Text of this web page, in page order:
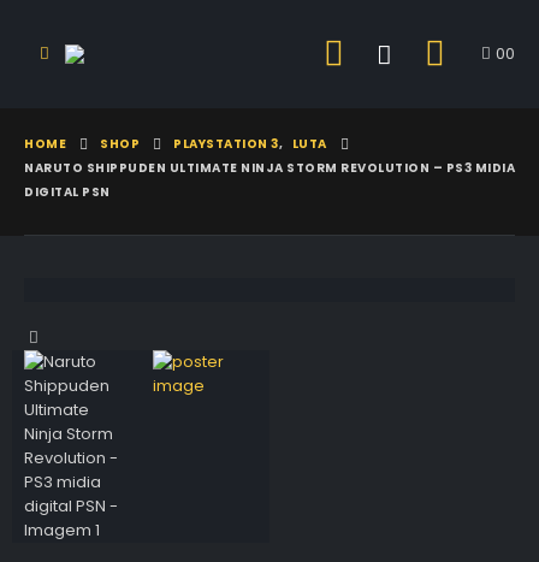
00
HOME SHOP PLAYSTATION 3, LUTA
NARUTO SHIPPUDEN ULTIMATE NINJA STORM REVOLUTION – PS3 MIDIA
DIGITAL PSN